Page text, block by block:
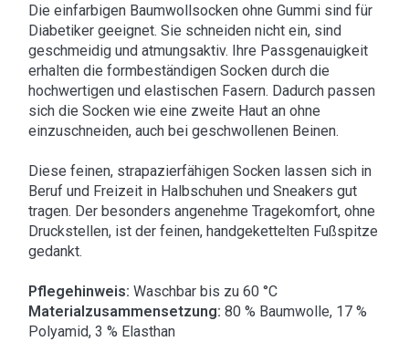
Die einfarbigen Baumwollsocken ohne Gummi sind für
Diabetiker geeignet. Sie schneiden nicht ein, sind
geschmeidig und atmungsaktiv. Ihre Passgenauigkeit
erhalten die formbeständigen Socken durch die
hochwertigen und elastischen Fasern. Dadurch passen
sich die Socken wie eine zweite Haut an ohne
einzuschneiden, auch bei geschwollenen Beinen.
Diese feinen, strapazierfähigen Socken lassen sich in
Beruf und Freizeit in Halbschuhen und Sneakers gut
tragen. Der besonders angenehme Tragekomfort, ohne
Druckstellen, ist der feinen, handgekettelten Fußspitze
gedankt.
Pflegehinweis: Waschbar bis zu 60 °C
Materialzusammensetzung: 80 % Baumwolle, 17 %
Polyamid, 3 % Elasthan